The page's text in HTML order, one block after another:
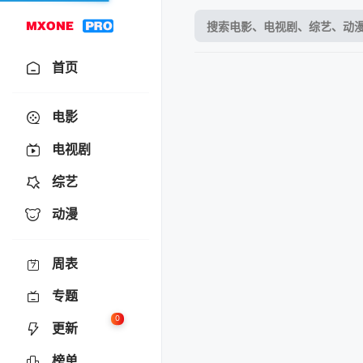
首页
电影
电视剧
综艺
动漫
周表
专题
更新
0